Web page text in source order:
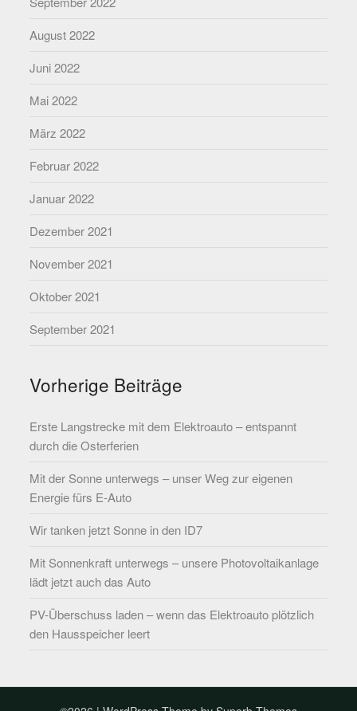
August 2022
Juni 2022
Mai 2022
März 2022
Februar 2022
Januar 2022
Dezember 2021
November 2021
Oktober 2021
September 2021
Vorherige Beiträge
Erste Langstrecke mit dem Elektroauto – entspannt
durch die Osterferien
Mit der Sonne unterwegs – unser Weg zur eigenen
Energie fürs E-Auto
Wir tanken jetzt Sonne in den ID7
Mit Sonnenkraft unterwegs – unsere Photovoltaikanlage
lädt jetzt auch das Auto
PV-Überschuss laden – wenn das Elektroauto plötzlich
den Hausspeicher leert